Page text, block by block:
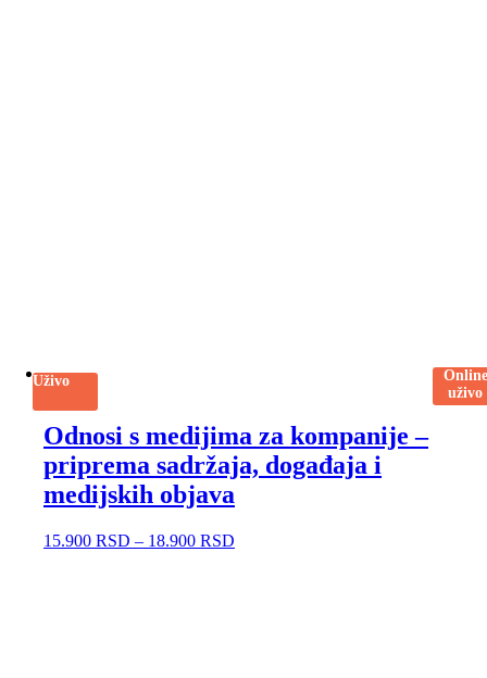
Uživo
Online
uživo
Odnosi s medijima za kompanije –
priprema sadržaja, događaja i
medijskih objava
15.900 RSD – 18.900 RSD